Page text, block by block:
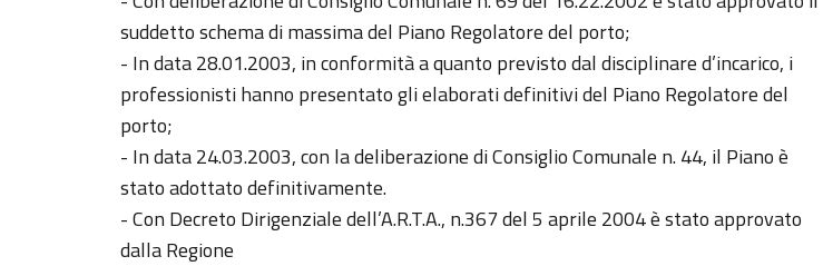
suddetto schema di massima del Piano Regolatore del porto;
- In data 28.01.2003, in conformità a quanto previsto dal disciplinare d’incarico, i
professionisti hanno presentato gli elaborati definitivi del Piano Regolatore del
porto;
- In data 24.03.2003, con la deliberazione di Consiglio Comunale n. 44, il Piano è
stato adottato definitivamente.
- Con Decreto Dirigenziale dell’A.R.T.A., n.367 del 5 aprile 2004 è stato approvato
dalla Regione